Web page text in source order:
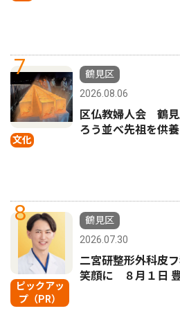
7
文化
鶴見区
2026.08.06
区仏教婦人会 鶴
ろう並べ先祖を供養
8
ピックアッ
プ（PR）
鶴見区
2026.07.30
二宮研整形外科皮
笑顔に ８月１日